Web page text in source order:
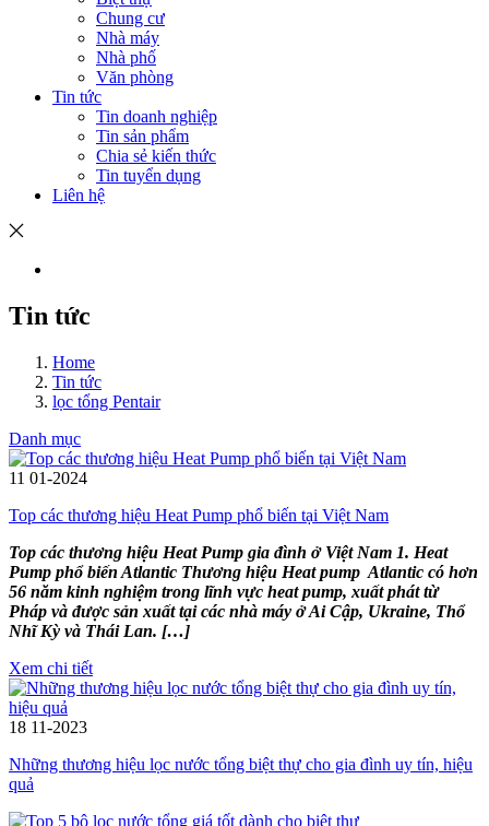
Chung cư
Nhà máy
Nhà phố
Văn phòng
Tin tức
Tin doanh nghiệp
Tin sản phẩm
Chia sẻ kiến thức
Tin tuyển dụng
Liên hệ
Tin tức
Home
Tin tức
lọc tổng Pentair
Danh mục
11 01-2024
Top các thương hiệu Heat Pump phổ biến tại Việt Nam
Top các thương hiệu Heat Pump gia đình ở Việt Nam 1. Heat
Pump phổ biến Atlantic Thương hiệu Heat pump Atlantic có hơn
56 năm kinh nghiệm trong lĩnh vực heat pump, xuất phát từ
Pháp và được sản xuất tại các nhà máy ở Ai Cập, Ukraine, Thổ
Nhĩ Kỳ và Thái Lan. […]
Xem chi tiết
18 11-2023
Những thương hiệu lọc nước tổng biệt thự cho gia đình uy tín, hiệu
quả